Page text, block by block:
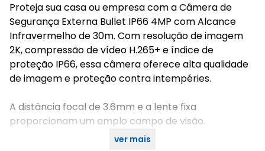
Proteja sua casa ou empresa com a Câmera de
Segurança Externa Bullet IP66 4MP com Alcance
Infravermelho de 30m. Com resolução de imagem
2K, compressão de vídeo H.265+ e índice de
proteção IP66, essa câmera oferece alta qualidade
de imagem e proteção contra intempéries.
A distância focal de 3.6mm e a lente fixa
proporcionam um amplo campo de visão.
ver mais